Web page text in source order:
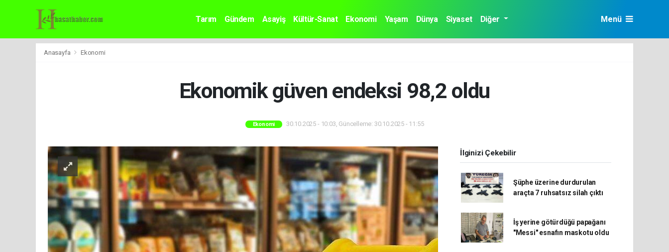
Tarım Gündem Asayiş Kültür-Sanat Ekonomi Yaşam Dünya Siyaset Diğer Menü
Anasayfa Ekonomi
Ekonomik güven endeksi 98,2 oldu
Ekonomi 30.10.2025 - 10:03, Güncelleme: 30.10.2025 - 11:55
İlginizi Çekebilir
Şüphe üzerine durdurulan
araçta 7 ruhsatsız silah çıktı
İş yerine götürdüğü papağanı
"Messi" esnafın maskotu oldu